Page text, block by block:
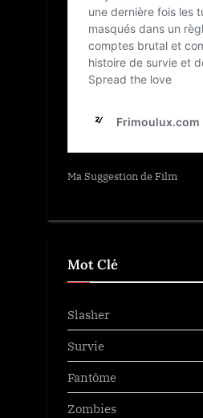
Ma Suggestion de Film
Mot Clé
Slasher
Survie
Fantôme
Zombies